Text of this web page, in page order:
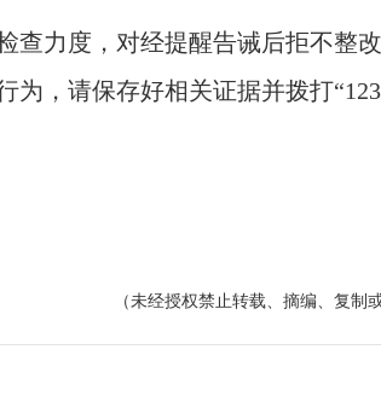
力度，对经提醒告诫后拒不整
，请保存好相关证据并拨打
（未经授权禁止转载、摘编、复制